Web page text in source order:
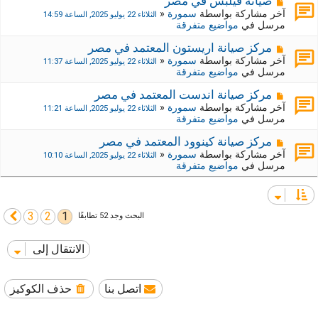
د
ة
ة
ج
د
د
ة
ش
ر
ك
ة
ج
د
د
ة
آخر مشاركة بواسطة سمورة« الثلاثاء 22 يوليو 2025, الساعة 14:59
مرسل في مواضيع متفرقة
م
ش
ر
ك
ة
ج
د
د
ة
مركز صيانة اريستون المعتمد في مصر
آخر مشاركة بواسطة سمورة« الثلاثاء 22 يوليو 2025, الساعة 11:37
مرسل في مواضيع متفرقة
م
ش
ر
ك
ة
ج
د
ي
د
ة
مركز صيانة اندست المعتمد في مصر
آخر مشاركة بواسطة سمورة« الثلاثاء 22 يوليو 2025, الساعة 11:21
مرسل في مواضيع متفرقة
م
ش
ر
ك
ة
ج
مركز صيانة كينوود المعتمد في مصر
آخر مشاركة بواسطة سمورة« الثلاثاء 22 يوليو 2025, الساعة 10:10
مرسل في مواضيع متفرقة
البحث وجد 52 تطابقًا 1
2
3التالي
الانتقال إلى
حذف الكوكيز اتصل بنا